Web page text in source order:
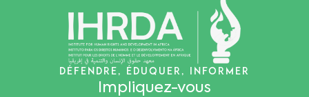
DÉFENDRE, ÉDUQUER, INFORMER
Impliquez-vous